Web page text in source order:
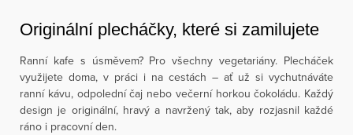
Originální plecháčky, které si zamilujete
Ranní kafe s úsměvem? Pro všechny vegetariány. Plecháček
využijete doma, v práci i na cestách – ať už si vychutnáváte
ranní kávu, odpolední čaj nebo večerní horkou čokoládu. Každý
design je originální, hravý a navržený tak, aby rozjasnil každé
ráno i pracovní den.